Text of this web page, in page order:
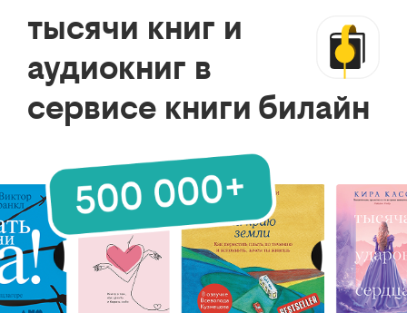
тысячи книг и
аудиокниг в
сервисе книги билайн